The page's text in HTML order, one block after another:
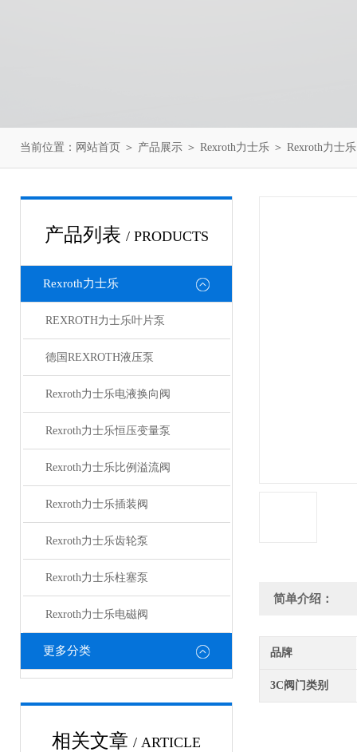
当前位置： 网站首页 ＞ 产品展示 ＞ Rexroth力士乐 ＞ Rexroth力士
产品列表 / PRODUCTS
Rexroth力士乐
REXROTH力士乐叶片泵
德国REXROTH液压泵
Rexroth力士乐电液换向阀
Rexroth力士乐恒压变量泵
Rexroth力士乐比例溢流阀
Rexroth力士乐插装阀
Rexroth力士乐齿轮泵
Rexroth力士乐柱塞泵
Rexroth力士乐电磁阀
更多分类
相关文章 / ARTICLE
简单介绍：
品牌
3C阀门类别